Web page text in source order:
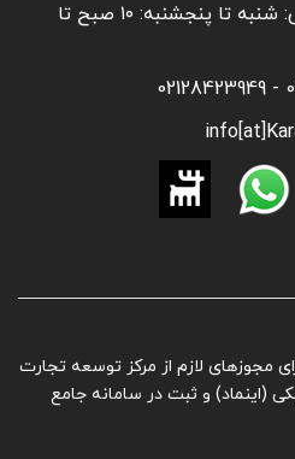
📌 ساعات کاری بخش فروش: شنبه تا پنجشنبه: ۱۰ صبح تا
مجوزهای لازم از مرکز توسعه تجارت
(اینماد) و ثبت در سامانه جامع